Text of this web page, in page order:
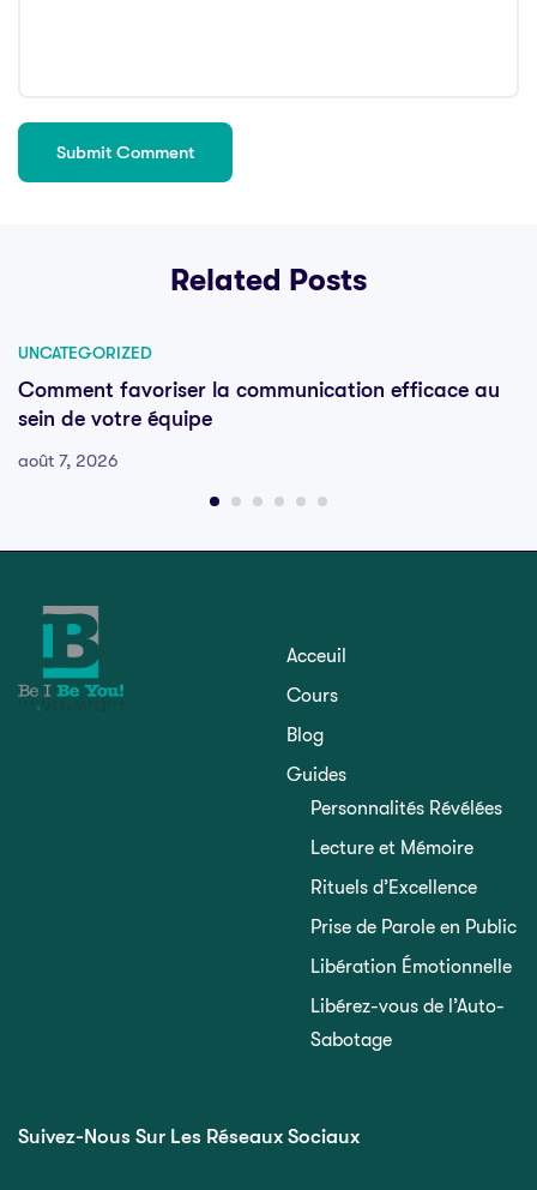
Related Posts
UNCATEGORIZED
Comment favoriser la communication efficace au
sein de votre équipe
août 7, 2026
Acceuil
Cours
Blog
Guides
Personnalités Révélées
Lecture et Mémoire
Rituels d’Excellence
Prise de Parole en Public
Libération Émotionnelle
Libérez-vous de l’Auto-
Sabotage
Suivez-Nous Sur Les Réseaux Sociaux